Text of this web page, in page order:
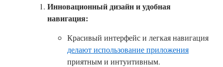
Инновационный дизайн и удобная
навигация:
Красивый интерфейс и легкая навигация
делают использование приложения
приятным и интуитивным.